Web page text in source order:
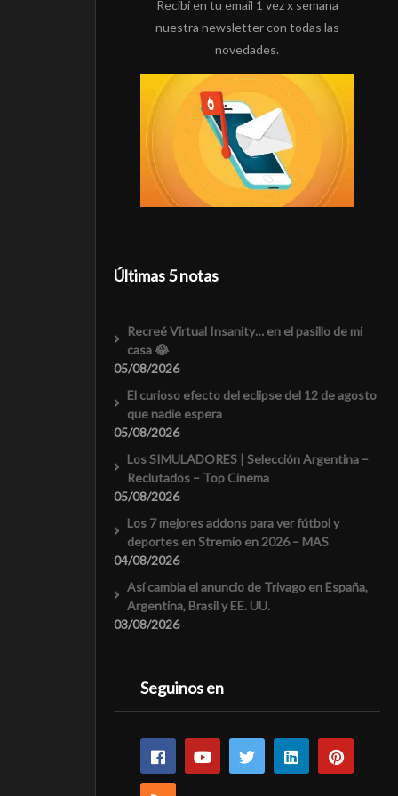
Recibí en tu email 1 vez x semana
nuestra newsletter con todas las
novedades.
Últimas 5 notas
Recreé Virtual Insanity… en el pasillo de mi
casa 😂
05/08/2026
El curioso efecto del eclipse del 12 de agosto
que nadie espera
05/08/2026
Los SIMULADORES | Selección Argentina –
Reclutados – Top Cinema
05/08/2026
Los 7 mejores addons para ver fútbol y
deportes en Stremio en 2026 – MAS
04/08/2026
Así cambia el anuncio de Trivago en España,
Argentina, Brasil y EE. UU.
03/08/2026
Seguinos en